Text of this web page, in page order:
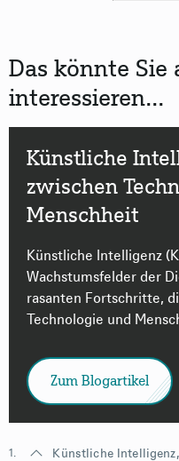
Das könnte Sie
interessieren...
Künstliche
zwischen
Menschheit
Künstliche Intelligenz
Wachstumsfelder der
rasanten Fortschritte,
Technologie und
Zum Blogartikel
1.
Künstliche